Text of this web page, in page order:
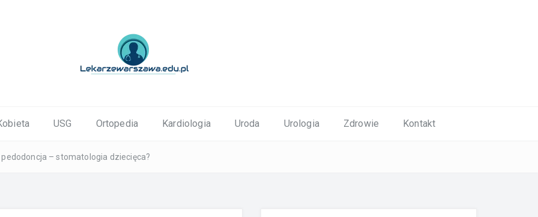
USG Ortopedia Kardiologia Uroda Urologia Zdrowie Kontakt
– stomatologia dziecięca?